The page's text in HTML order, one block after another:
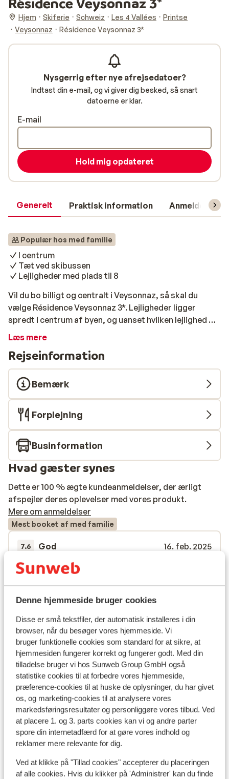
Denne hjemmeside bruger cookies
Disse er små tekstfiler, der automatisk installeres i din
browser, når du besøger vores hjemmeside. Vi
bruger funktionelle cookies som standard for at sikre, at
hjemmesiden fungerer korrekt og fungerer godt. Med din
tilladelse bruger vi hos Sunweb Group GmbH også
statistike cookies til at forbedre vores hjemmeside,
præference-cookies til at huske de oplysninger, du har givet
os, og marketing-cookies til at analysere vores
markedsføringsresultater og personliggøre vores tilbud. Ved
at placere 1. og 3. parts cookies kan vi og andre parter
spore din internetadfærd for at gøre vores indhold og
reklamer mere relevante for dig.
Ved at klikke på "Tillad cookies" accepterer du placeringen
af alle cookies. Hvis du klikker på 'Administrer' kan du finde
Hjem Skiferie Schweiz Les 4 Vallées
Printse
Veysonnaz
Résidence Veysonnaz 3*
Generelt Praktisk information Anmeldelser
Populær hos med familie
I centrum
Tæt ved skibussen
Lejligheder med plads til 8
Vil du bo billigt og centralt i Veysonnaz, så skal du
vælge Résidence Veysonnaz 3*. Lejligheder ligger
spredt i centrum af byen, og uanset hvilken lejlighed du
indkvarteres i, har du aldrig langt til skibussen og de
kan du vende hjem til en hyggelig eftermiddag foran
pejsen, eller du kan besøge den lokale svømmehal, hvor
der er gratis adgang. Lejlighederne har forskellige
ejere, og de er derfor forskellige i indretning og
møblement. Lejlighederne kan rumme mellem 2 og 8
personer, og de er derfor velegnet til både par og
grupper.
Læs mere
Rejseinformation
Bemærk
Forplejning
Businformation
Hvad gæster synes
Dette er 100 % ægte kundeanmeldelser, der ærligt
afspejler deres oplevelser med vores produkt.
Mere om anmeldelser
Mest booket af med familie
7.6 God
16. feb. 2025
Résidence très bien située, a quelques minutes à
pied des remontées mécaniques. Le casier a ski,
inclus et au pied des pistes, est très pratique.
L'appartement est spacieux et confortable, il
offre une très belle vue sur la vallée. Dommage
qu'il ne soit équipé que de lits simples. Le village de
Veysonnaz est calme et familial, peu/pas de queue
aux remontées mécaniques en pleine saison,
attention peu de commerces et bien que l'accueil
soit chaleureux, les prix sont exorbitants.
Résidence très bien située, a quelques minutes à
pied des remontées mécaniques. Le casier a ski,
inclus et au pied des pistes, est très pratique.
L'appartement est spacieux et confortable, il
offre une très belle vue sur la vallée. Dommage
qu'il ne soit é...mere
Oversæt til dansk (DA)
Anonym
Med familie
Se alle 1 anmeldelser
Liftkort/skileje/undervisning
Liftkort
Undervisning
Nysgerrig efter nye afrejsedatoer?
Indtast din e-mail, og vi giver dig besked, så snart
datoerne er klar.
E-mail
Hold mig opdateret